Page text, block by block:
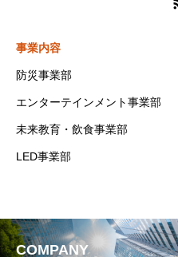
事業内容
防災事業部
エンターテインメント事業部
未来教育・飲食事業部
LED事業部
COMPANY